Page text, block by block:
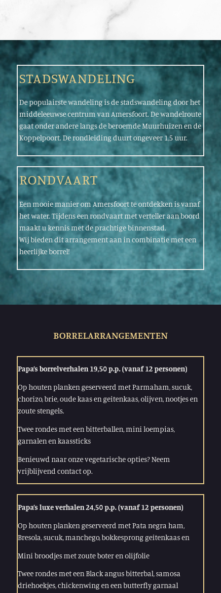
STADSWANDELING
De populairste wandeling is de stadswandeling door het
middeleeuwse centrum van Amersfoort. De wandelroute
gaat onder andere langs de beroemde Muurhuizen en de
Koppelpoort. De rondleiding duurt ongeveer 1,5 uur.
RONDVAART
Een mooie manier om Amersfoort te ontdekken is vanaf
het water. Tijdens een rondvaart met verteller aan boord
maakt u kennis met de prachtige binnenstad.
Wij bieden dit arrangement aan in combinatie met een
heerlijke borrel!
BORRELARRANGEMENTEN
Papa’s borrelverhalen 19,50 p.p. (vanaf 12 personen)
Op houten planken geserveerd met Parmaham, sucuk,
chorizo, brie, oude kaas en geitenkaas, olijven, nootjes en
zoute stengels.
Twee rondes met een bitterballen, mini loempias,
garnalen en kaassticks
Benieuwd naar onze vegetarische opties? Neem
vrijblijvend contact op.
Papa’s luxe verhalen 24,50 p.p. (vanaf 12 personen)
Op houten planken geserveerd met Pata negra ham,
Bresola, sucuk, manchego, bokkesprong geitenkaas en
Mini broodjes met zoute boter en olijfolie
Twee rondes met een Black angus bitterbal, samosa
driehoekjes, chickenwing en een butterfly garnaal